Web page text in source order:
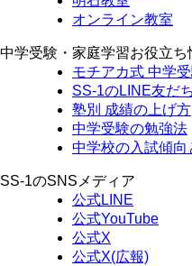
オンライン教室
中学受験・家庭学習お役立ち
モチアカ式 中学
SS-1のLINE友だ
塾別 成績の上げ方
中学受験の勉強法
中学校の入試傾向
SS-1のSNSメディア
公式LINE
公式YouTube
公式X
公式X(広報)